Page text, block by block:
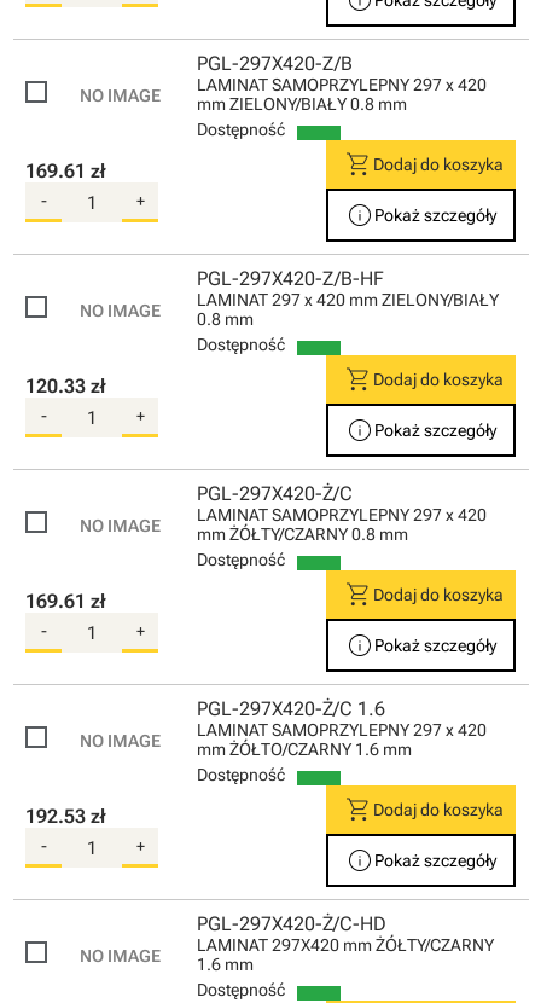
PGL-297X420-Z/B
LAMINAT SAMOPRZYLEPNY 297 x 420
mm ZIELONY/BIAŁY 0.8 mm
Dostępność
169.61 zł
- +
shopping_cart Dodaj do koszyka
info Pokaż szczegóły
PGL-297X420-Z/B-HF
LAMINAT 297 x 420 mm ZIELONY/BIAŁY
0.8 mm
Dostępność
120.33 zł
- +
shopping_cart Dodaj do koszyka
info Pokaż szczegóły
PGL-297X420-Ż/C
LAMINAT SAMOPRZYLEPNY 297 x 420
mm ŻÓŁTY/CZARNY 0.8 mm
Dostępność
169.61 zł
- +
shopping_cart Dodaj do koszyka
info Pokaż szczegóły
PGL-297X420-Ż/C 1.6
LAMINAT SAMOPRZYLEPNY 297 x 420
mm ŻÓŁTO/CZARNY 1.6 mm
Dostępność
192.53 zł
- +
shopping_cart Dodaj do koszyka
info Pokaż szczegóły
PGL-297X420-Ż/C-HD
LAMINAT 297X420 mm ŻÓŁTY/CZARNY
1.6 mm
Dostępność